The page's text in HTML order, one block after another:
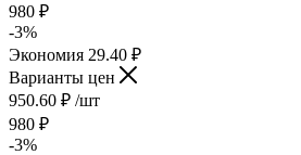
980 ₽
-3%
Экономия 29.40 ₽
Варианты цен
950.60 ₽ /шт
980 ₽
-3%